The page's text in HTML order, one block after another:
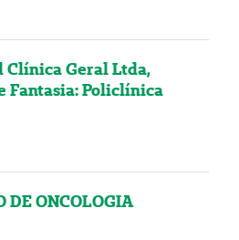
Clínica Geral Ltda,
Fantasia: Policlínica
DE ONCOLOGIA